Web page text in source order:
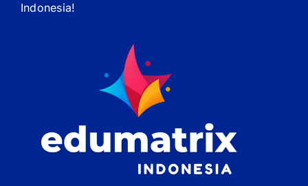
Indonesia!